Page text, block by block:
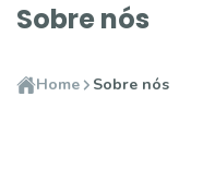
Sobre nós
Home Sobre nós